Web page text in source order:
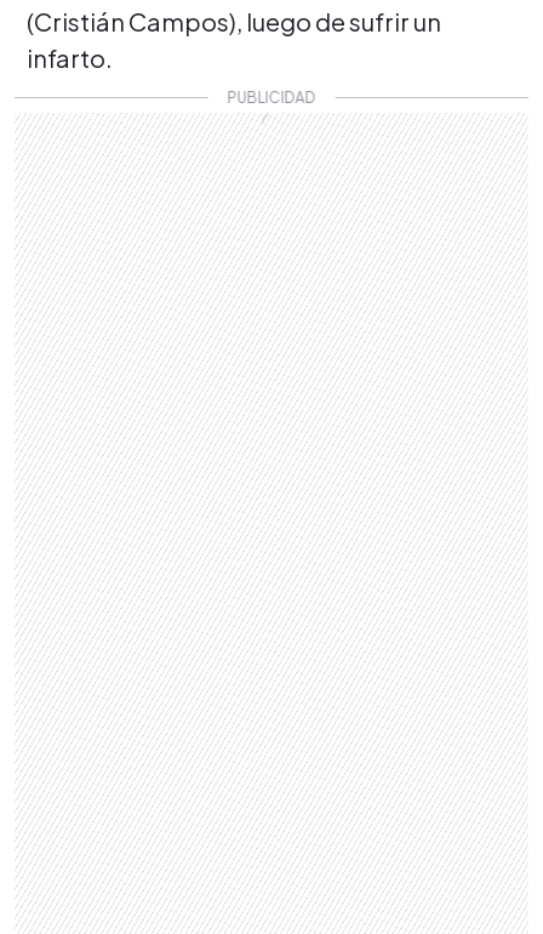
(Cristián Campos), luego de sufrir un
infarto.